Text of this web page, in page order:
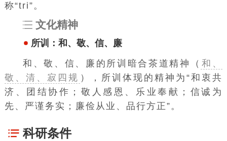
称“tri”。
文化精神
所训：和、敬、信、廉
和、敬、信、廉的所训暗合茶道精神（ 和、
敬、清、寂四规 ），所训体现的精神为“和衷共
济、团结协作；敬人感恩、乐业奉献；信诚为
先、严谨务实；廉俭从业、品行方正”。
科研条件